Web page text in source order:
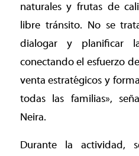
naturales y frutas de
libre tránsito. No se
dialogar y planificar
conectando el esfuerzo
venta estratégicos y
todas las familias»,
Neira.
Durante la actividad,